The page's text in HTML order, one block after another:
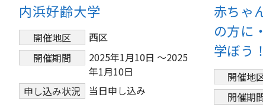
内浜好齢大学
開催地区
西区
開催期間
2025年1月10日 ～2025
年1月10日
申し込み状況
当日申し込み
赤ちゃ
の方に
学ぼう！
開催地
開催期